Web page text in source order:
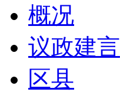
概况
议政建言
区县